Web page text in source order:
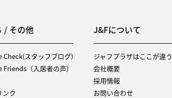
/ その他
Check(スタッフブログ)
Friends（入居者の声)
ンク
J&Fについて
ジャフプラザはここが違う
会社概要
採用情報
お問い合わせ